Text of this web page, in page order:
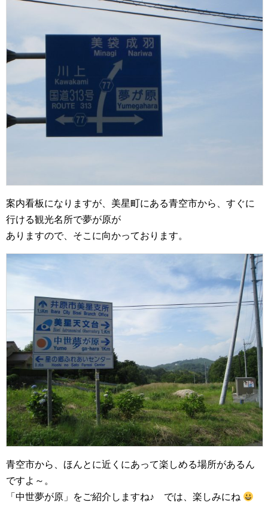
案内看板になりますが、美星町にある青空市から、すぐに
行ける観光名所で夢が原が
ありますので、そこに向かっております。
青空市から、ほんとに近くにあって楽しめる場所があるん
ですよ～。
「中世夢が原」をご紹介しますね♪ では、楽しみにね